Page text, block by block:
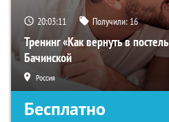
20:03:10 Получили:16
Тренинг «Как вернуть в
Бачинской
Россия
Бесплатно